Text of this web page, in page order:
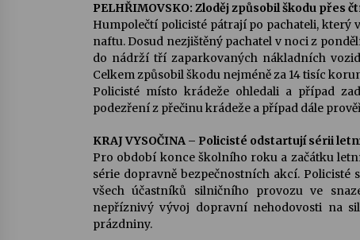
PELHŘIMOVSKO: Zloděj způsobil škodu přes
Humpolečtí policisté pátrají po pachateli, který
naftu. Dosud nezjištěný pachatel v noci z
do nádrží tří zaparkovaných nákladních
Celkem způsobil škodu nejméně za 14 tisíc
Policisté místo krádeže ohledali a případ
podezření z přečinu krádeže a případ dále
KRAJ VYSOČINA – Policisté odstartují sérii
Pro období konce školního roku a začátku
série dopravně bezpečnostních akcí.
všech účastníků silničního provozu ve
nepříznivý vývoj dopravní nehodovosti na
prázdniny.